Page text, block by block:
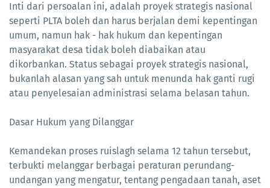
Inti dari persoalan ini, adalah proyek strategis nasional
seperti PLTA boleh dan harus berjalan demi kepentingan
umum, namun hak - hak hukum dan kepentingan
masyarakat desa tidak boleh diabaikan atau
dikorbankan. Status sebagai proyek strategis nasional,
bukanlah alasan yang sah untuk menunda hak ganti rugi
atau penyelesaian administrasi selama belasan tahun.
Dasar Hukum yang Dilanggar
Kemandekan proses ruislagh selama 12 tahun tersebut,
terbukti melanggar berbagai peraturan perundang-
undangan yang mengatur, tentang pengadaan tanah, aset